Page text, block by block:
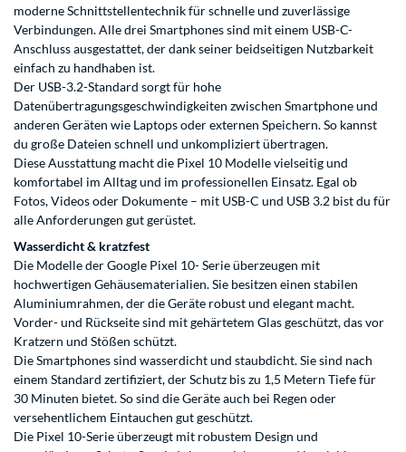
moderne Schnittstellentechnik für schnelle und zuverlässige
Verbindungen. Alle drei Smartphones sind mit einem USB-C-
Anschluss ausgestattet, der dank seiner beidseitigen Nutzbarkeit
einfach zu handhaben ist.
Der USB-3.2-Standard sorgt für hohe
Datenübertragungsgeschwindigkeiten zwischen Smartphone und
anderen Geräten wie Laptops oder externen Speichern. So kannst
du große Dateien schnell und unkompliziert übertragen.
Diese Ausstattung macht die Pixel 10 Modelle vielseitig und
komfortabel im Alltag und im professionellen Einsatz. Egal ob
Fotos, Videos oder Dokumente – mit USB-C und USB 3.2 bist du für
alle Anforderungen gut gerüstet.
Wasserdicht & kratzfest
Die Modelle der Google Pixel 10- Serie überzeugen mit
hochwertigen Gehäusematerialien. Sie besitzen einen stabilen
Aluminiumrahmen, der die Geräte robust und elegant macht.
Vorder- und Rückseite sind mit gehärtetem Glas geschützt, das vor
Kratzern und Stößen schützt.
Die Smartphones sind wasserdicht und staubdicht. Sie sind nach
einem Standard zertifiziert, der Schutz bis zu 1,5 Metern Tiefe für
30 Minuten bietet. So sind die Geräte auch bei Regen oder
versehentlichem Eintauchen gut geschützt.
Die Pixel 10-Serie überzeugt mit robustem Design und